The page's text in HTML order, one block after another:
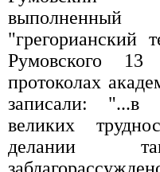
выполненный
"грегорианский
Румовского
протоколах
записали: "...в
великих
делании